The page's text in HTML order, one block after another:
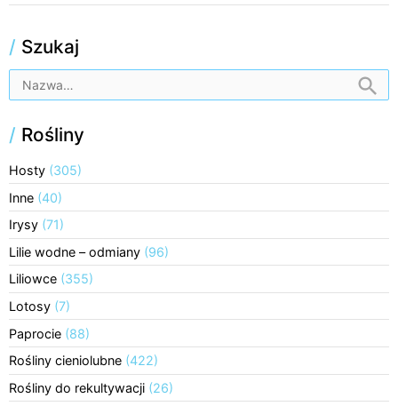
/ Szukaj
/ Rośliny
Hosty (305)
Inne (40)
Irysy (71)
Lilie wodne – odmiany (96)
Liliowce (355)
Lotosy (7)
Paprocie (88)
Rośliny cieniolubne (422)
Rośliny do rekultywacji (26)